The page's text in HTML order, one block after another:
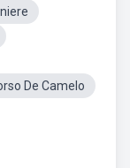
De Camelo